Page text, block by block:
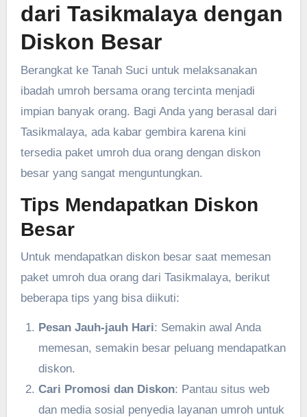
dari Tasikmalaya dengan
Diskon Besar
Berangkat ke Tanah Suci untuk melaksanakan
ibadah umroh bersama orang tercinta menjadi
impian banyak orang. Bagi Anda yang berasal dari
Tasikmalaya, ada kabar gembira karena kini
tersedia paket umroh dua orang dengan diskon
besar yang sangat menguntungkan.
Tips Mendapatkan Diskon
Besar
Untuk mendapatkan diskon besar saat memesan
paket umroh dua orang dari Tasikmalaya, berikut
beberapa tips yang bisa diikuti:
Pesan Jauh-jauh Hari: Semakin awal Anda
memesan, semakin besar peluang mendapatkan
diskon.
Cari Promosi dan Diskon: Pantau situs web
dan media sosial penyedia layanan umroh untuk